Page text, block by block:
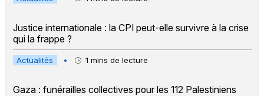
Justice internationale : la CPI peut-elle survivre à la crise
qui la frappe ?
Actualités • 1 mins de lecture
Gaza : funérailles collectives pour les 112 Palestiniens